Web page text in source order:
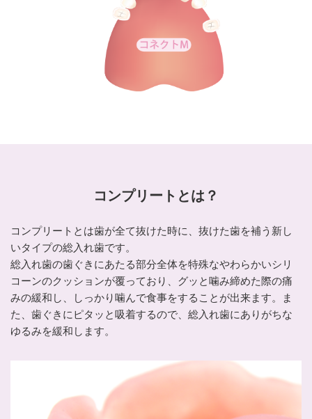
コンプリートとは？
コンプリートとは歯が全て抜けた時に、抜けた歯を補う新し
いタイプの総入れ歯です。
総入れ歯の歯ぐきにあたる部分全体を特殊なやわらかいシリ
コーンのクッションが覆っており、グッと噛み締めた際の痛
みの緩和し、しっかり噛んで食事をすることが出来ます。ま
た、歯ぐきにピタッと吸着するので、総入れ歯にありがちな
ゆるみを緩和します。